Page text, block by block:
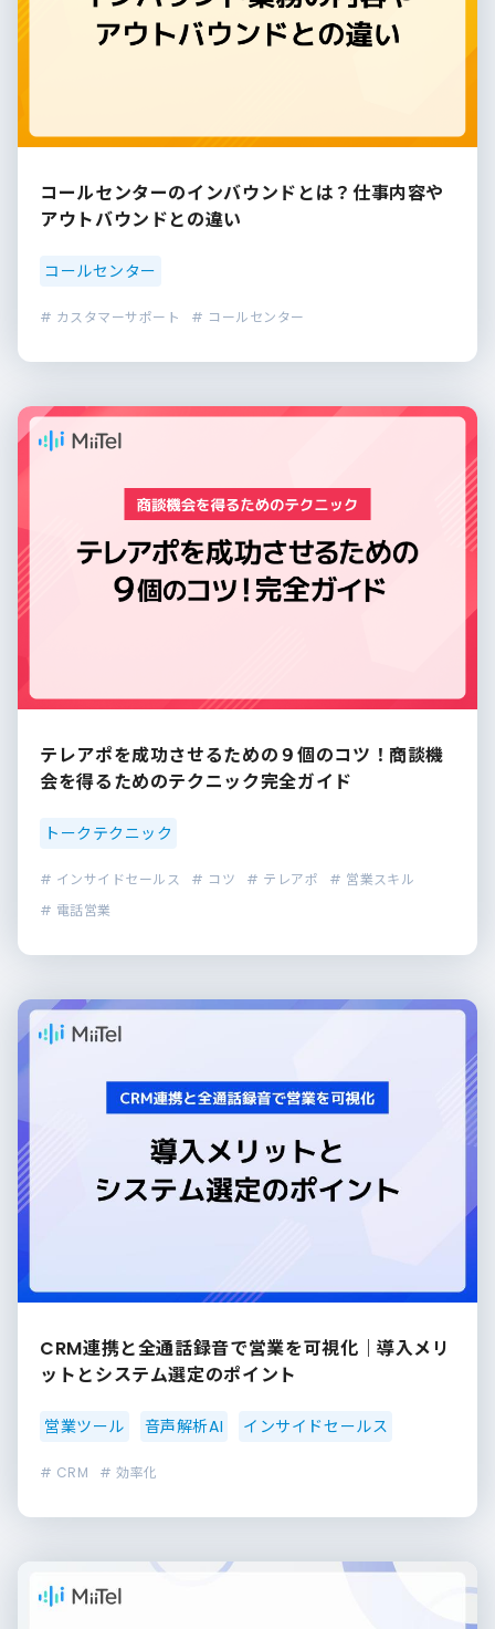
コールセンターのインバウンドとは？仕事内容や
アウトバウンドとの違い
コールセンター
# カスタマーサポート # コールセンター
テレアポを成功させるための９個のコツ！商談機
会を得るためのテクニック完全ガイド
トークテクニック
# インサイドセールス # コツ # テレアポ
# 営業スキル
# 電話営業
CRM連携と全通話録音で営業を可視化｜導入メリ
ットとシステム選定のポイント
営業ツール 音声解析AI インサイドセールス
# CRM # 効率化